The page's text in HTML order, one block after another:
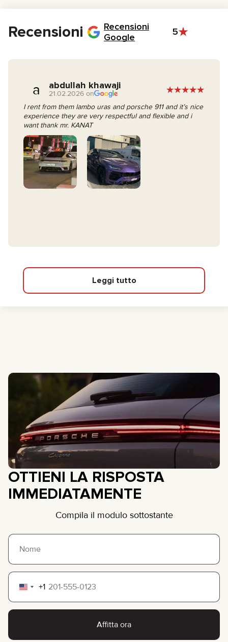
Recensioni
Recensioni
Google
5
a abdullah khawaji
21.02.2026 on
I rent from them lambo uras and porsche 911 and it’s nice
experience they are very respectful and flexible and i
want thank mr. KANAT
Leggi tutto
OTTIENI LA RISPOSTA
IMMEDIATAMENTE
Compila il modulo sottostante
United
States
+1
Affitta ora